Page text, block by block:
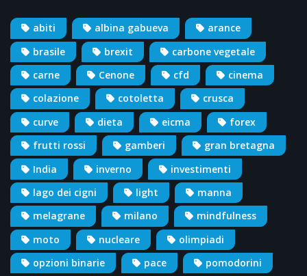
abiti albina gabueva
arance
brasile
brexit
carbone vegetale
carne
Cenone cfd
cinema
colazione
cotoletta
crusca
curve
dieta eicma
forex
frutti rossi
gamberi
gran bretagna
India
inverno
investimenti
lago dei cigni
light
manna
melagrane
milano
mindfulness
moto
nucleare
olimpiadi
opzioni binarie
pace pomodorini